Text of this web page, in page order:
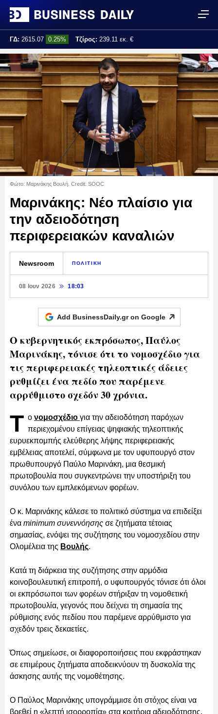
ΓΔ: 2615.07 0.25% Τζίρος: 239.11 εκ. €
Τελ. ενημέρωση: 17:25:01
Φώτο: Μαρινάκης Βουλή. Credit: SOOC
Μαρινάκης: Νέο πλαίσιο για
την αδειοδότηση
περιφερειακών καναλιών
Newsroom ΠΟΛΙΤΙΚΗ
08 Ιουν 2026 18:03
Add BusinessDaily.gr on Google
Ο κυβερνητικός εκπρόσωπος, Παύλος
Μαρινάκης, τόνισε ότι το νομοσχέδιο για
τις περιφερειακές τηλεοπτικές άδειες
ρυθμίζει ένα πεδίο που παρέμενε
αρρύθμιστο σχεδόν 30 χρόνια.
Τ ο νομοσχέδιο για την αδειοδότηση παρόχων
περιεχομένου επίγειας ψηφιακής τηλεοπτικής
ευρυεκπομπής ελεύθερης λήψης περιφερειακής
εμβέλειας αποτελεί, σύμφωνα με τον υφυπουργό στον
πρωθυπουργό Παύλο Μαρινάκη, μια θεσμική
πρωτοβουλία που συγκεντρώνει την υποστήριξη του
συνόλου των εμπλεκόμενων φορέων.
Ο κ. Μαρινάκης κάλεσε το πολιτικό σύστημα να επιδείξει
ένα minimum συνεννόησης σε ζητήματα τέτοιας
σημασίας, ενόψει της συζήτησης του νομοσχεδίου στην
Ολομέλεια της Βουλής.
Κατά τη διάρκεια της συζήτησης στην αρμόδια
κοινοβουλευτική επιτροπή, ο υφυπουργός τόνισε ότι όλοι
οι εκπρόσωποι των φορέων στήριξαν τη νομοθετική
πρωτοβουλία, γεγονός που δείχνει τη σημασία της
ρύθμισης ενός πεδίου που παρέμενε αρρύθμιστο για
σχεδόν τρεις δεκαετίες.
Όπως σημείωσε, οι διαφοροποιήσεις που εκφράστηκαν
σε επιμέρους ζητήματα αποδεικνύουν τη δυσκολία της
άσκησης αυτής της νομοθέτησης.
Ο Παύλος Μαρινάκης υπογράμμισε ότι στόχος είναι να
βρεθεί η «λεπτή ισορροπία» στα κριτήρια αδειοδότησης,